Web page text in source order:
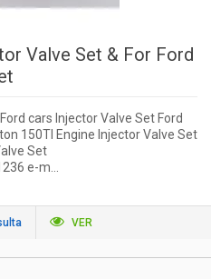
Valve Set & For Ford
cars Injector Valve Set Ford
150Tl Engine Injector Valve Set
Set
e-m...
VER